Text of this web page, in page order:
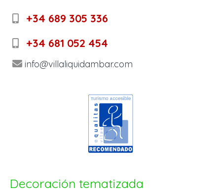
+34 689 305 336
+34 681 052 454
info@villaliquidambar.com
Decoración tematizada